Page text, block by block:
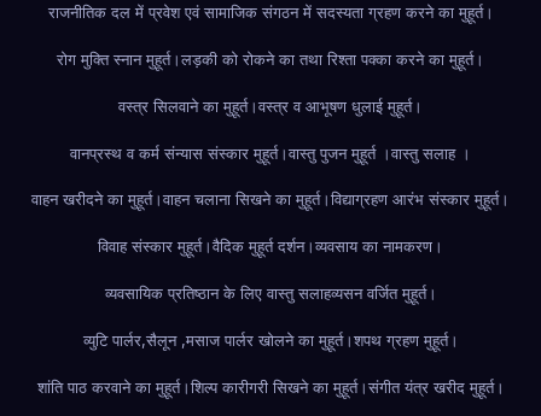
राजनीतिक दल में प्रवेश एवं सामाजिक संगठन में सदस्यता ग्रहण करने का मुहूर्त।
रोग मुक्ति स्नान मुहूर्त।लड़की को रोकने का तथा रिश्ता पक्का करने का मुहूर्त।
वस्त्र सिलवाने का मुहूर्त।वस्त्र व आभूषण धुलाई मुहूर्त।
वानप्रस्थ व कर्म संन्यास संस्कार मुहूर्त।वास्तु पुजन मुहूर्त ।वास्तु सलाह ।
वाहन खरीदने का मुहूर्त।वाहन चलाना सिखने का मुहूर्त।विद्याग्रहण आरंभ संस्कार मुहूर्त।
विवाह संस्कार मुहूर्त।वैदिक मुहूर्त दर्शन।व्यवसाय का नामकरण।
व्यवसायिक प्रतिष्ठान के लिए वास्तु सलाहव्यसन वर्जित मुहूर्त।
व्युटि पार्लर,सैलून ,मसाज पार्लर खोलने का मुहूर्त।शपथ ग्रहण मुहूर्त।
शांति पाठ करवाने का मुहूर्त।शिल्प कारीगरी सिखने का मुहूर्त।संगीत यंत्र खरीद मुहूर्त।